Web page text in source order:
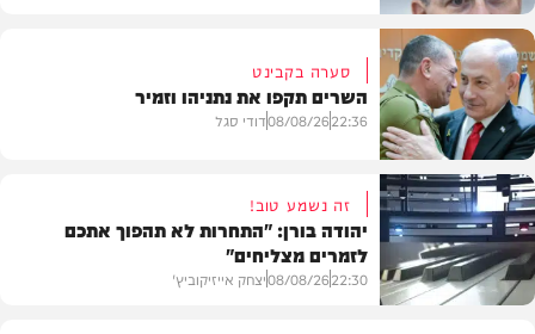
חדשות
מדיני
סערה בקבינט
השרים תקפו את נתניהו וזמיר
22:36
08/08/26דודי סגל
זה נשמע טוב!
יהודה בורן: "התחרות לא תהפוך אתכם
לזמרים מצליחים"
22:30
08/08/26יצחק אייזיקוביץ'